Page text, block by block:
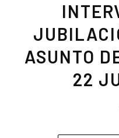
ASUNTO
22